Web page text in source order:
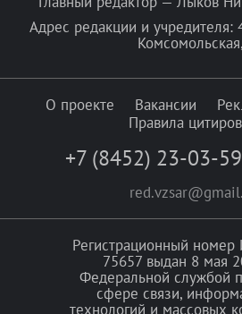
Адрес редакции и учредителя:
О проекте Вакансии
Правила
+7 (8452) 23-03-59
Регистрационный
75657 выдан 8 мая
Федеральной службой
сфере связи,
технологий и массовых